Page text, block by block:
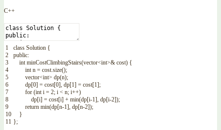
C++
1
2
3
4
5
6
7
8
9
10
11
class Solution {
public:
int minCostClimbingStairs(vector<int>& cost) {
int n = cost.size();
vector<int> dp(n);
dp[0] = cost[0], dp[1] = cost[1];
for (int i = 2; i < n; i++)
dp[i] = cost[i] + min(dp[i-1], dp[i-2]);
return min(dp[n-1], dp[n-2]);
}
};